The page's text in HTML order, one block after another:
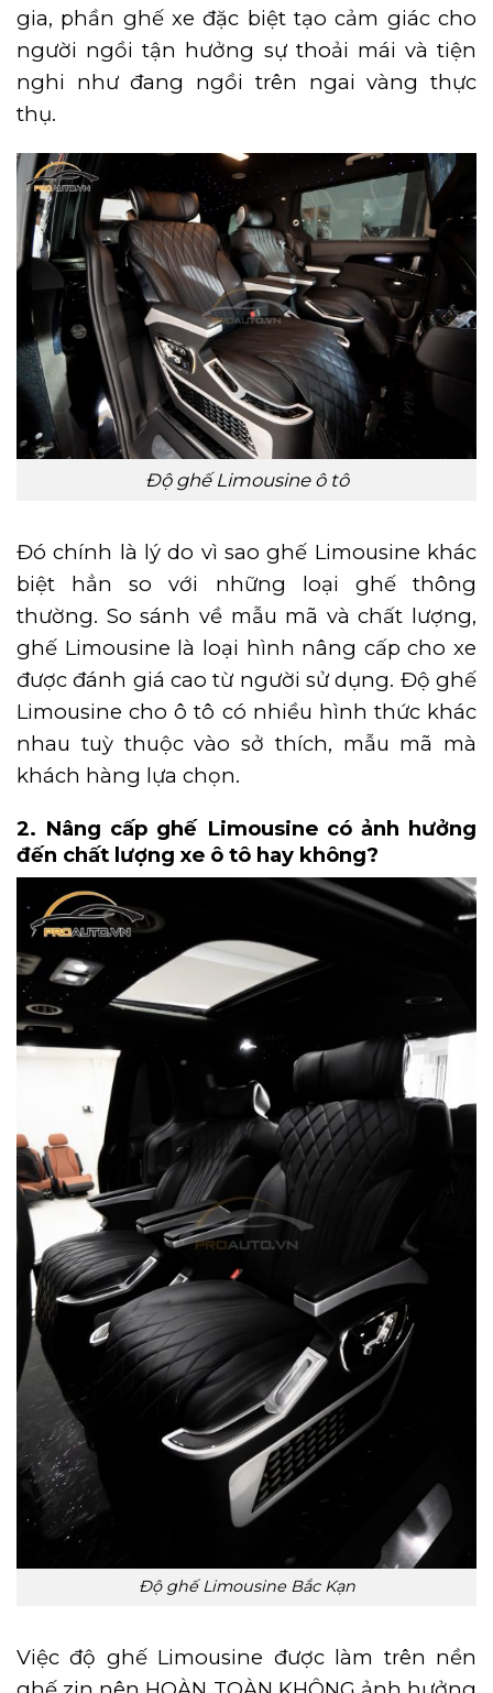
gia, phần ghế xe đặc biệt tạo cảm giác cho
người ngồi tận hưởng sự thoải mái và tiện
nghi như đang ngồi trên ngai vàng thực
thụ.
Độ ghế Limousine ô tô
Đó chính là lý do vì sao ghế Limousine khác
biệt hẳn so với những loại ghế thông
thường. So sánh về mẫu mã và chất lượng,
ghế Limousine là loại hình nâng cấp cho xe
được đánh giá cao từ người sử dụng. Độ ghế
Limousine cho ô tô có nhiều hình thức khác
nhau tuỳ thuộc vào sở thích, mẫu mã mà
khách hàng lựa chọn.
2. Nâng cấp ghế Limousine có ảnh hưởng
đến chất lượng xe ô tô hay không?
Độ ghế Limousine Bắc Kạn
Việc độ ghế Limousine được làm trên nền